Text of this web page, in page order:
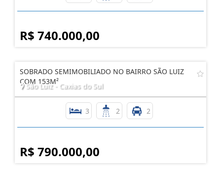
R$ 740.000,00
SOBRADO SEMIMOBILIADO NO BAIRRO SÃO LUIZ
COM 153M²
São Luiz - Caxias do Sul
3 2 2
R$ 790.000,00